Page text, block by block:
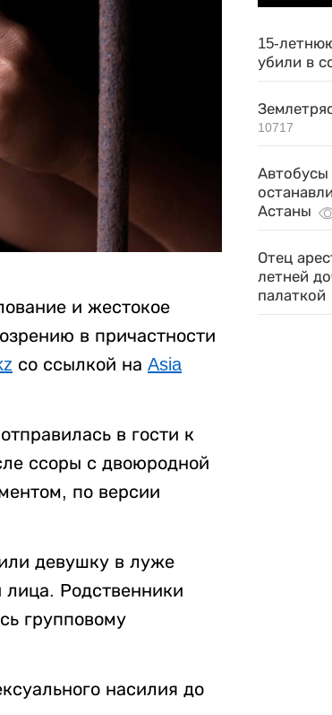
и жестокое
в причастности
со ссылкой на Asia
в гости к
ссоры с двоюродной
по версии
девушку в луже
Родственники
групповому
насилия до
15-
убили в
10717
Автобусы
Астаны
Отец
летней
палаткой